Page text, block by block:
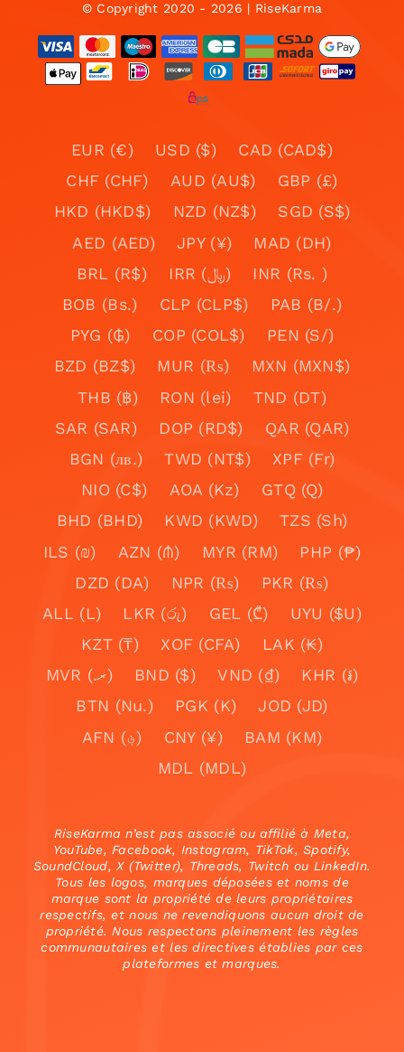
© Copyright 2020 - 2026 | RiseKarma
EUR (€) USD ($)
CAD (CAD$)
CHF (CHF)
AUD (AU$)
GBP (£)
HKD (HKD$)
NZD (NZ$)
SGD (S$)
AED (AED)
JPY (¥)
MAD (DH)
BRL (R$)
IRR (﷼)
INR (Rs. )
BOB (Bs.)
CLP (CLP$)
PAB (B/.)
PYG (₲)
COP (COL$)
PEN (S/)
BZD (BZ$)
MUR (₨)
MXN (MXN$)
THB (฿)
RON (lei)
TND (DT)
SAR (SAR)
DOP (RD$)
QAR (QAR)
BGN (лв.)
TWD (NT$)
XPF (Fr)
NIO (C$)
AOA (Kz)
GTQ (Q)
BHD (BHD)
KWD (KWD)
TZS (Sh)
ILS (₪)
AZN (₼) MYR (RM)
PHP (₱)
DZD (DA)
NPR (₨)
PKR (₨)
ALL (L)
LKR (රු) GEL (₾)
UYU ($U)
KZT (₸)
XOF (CFA)
LAK (₭)
MVR (.ރ)
BND ($) VND (₫)
KHR (៛)
BTN (Nu.)
PGK (K)
JOD (JD)
AFN (؋)
CNY (¥)
BAM (KM)
MDL (MDL)
RiseKarma n’est pas associé ou affilié à Meta,
YouTube, Facebook, Instagram, TikTok, Spotify,
SoundCloud, X (Twitter), Threads, Twitch ou LinkedIn.
Tous les logos, marques déposées et noms de
marque sont la propriété de leurs propriétaires
respectifs, et nous ne revendiquons aucun droit de
propriété. Nous respectons pleinement les règles
communautaires et les directives établies par ces
plateformes et marques.